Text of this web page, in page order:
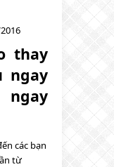
thay
ngay
các bạn
từ